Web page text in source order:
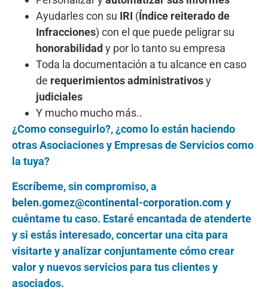
Ayudarles con su IRI (Índice reiterado de
Infracciones) con el que puede peligrar su
honorabilidad y por lo tanto su empresa
Toda la documentación a tu alcance en caso
de requerimientos administrativosy
judiciales
Y mucho mucho más..
¿Como conseguirlo?, ¿como lo están haciendo
otras Asociaciones y Empresas de Servicios como
la tuya?
Escríbeme, sin compromiso, a
belen.gomez@continental-corporation.com y
cuéntame tu caso. Estaré encantada de atenderte
y si estás interesado, concertar una cita para
visitarte y analizar conjuntamente cómo crear
valor y nuevos servicios para tus clientes y
asociados.